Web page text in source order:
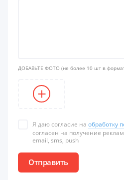
ДОБАВЬТЕ ФОТО (не более 10 шт в
Я даю согласие на обработку
согласен на получение
email, sms, push
Отправить